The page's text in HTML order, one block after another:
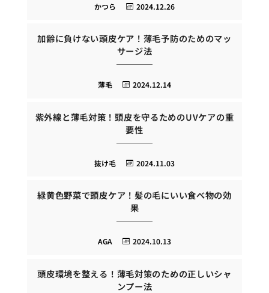
2024.12.26
かつら
加齢に負けない頭皮ケア！薄毛予防のためのマッ
サージ法
2024.12.14
薄毛
紫外線と薄毛対策！頭皮を守るためのUVケアの重
要性
2024.11.03
抜け毛
緑黄色野菜で頭皮ケア！髪の毛にいい食べ物の効
果
2024.10.13
AGA
頭皮環境を整える！薄毛対策のための正しいシャ
ンプー法